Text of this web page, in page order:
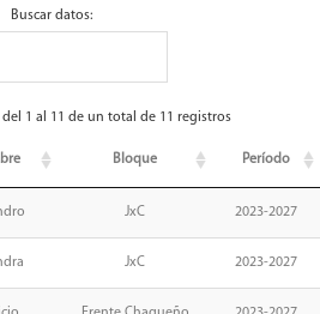
Buscar datos:
1 al 11 de un total de 11 registros
Bloque Período
JxC 2023-2027
JxC 2023-2027